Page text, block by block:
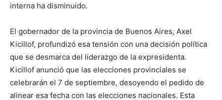
interna ha disminuido.
El gobernador de la provincia de Buenos Aires, Axel
Kicillof, profundizó esa tensión con una decisión política
que se desmarca del liderazgo de la expresidenta.
Kicillof anunció que las elecciones provinciales se
celebrarán el 7 de septiembre, desoyendo el pedido de
alinear esa fecha con las elecciones nacionales. Esta